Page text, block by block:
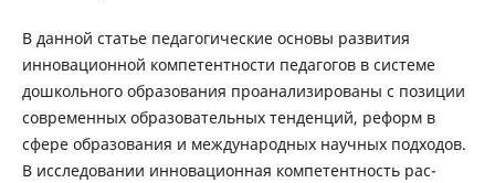
В данной статье педагогические основы развития
инновационной компетентности педагогов в системе
дошкольного образования проанализированы с позиции
современных образовательных тенденций, реформ в
сфере образования и международных научных подходов.
В исследовании инновационная компетентность рас-